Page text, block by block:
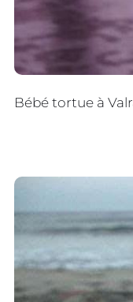
Bébé tortue à